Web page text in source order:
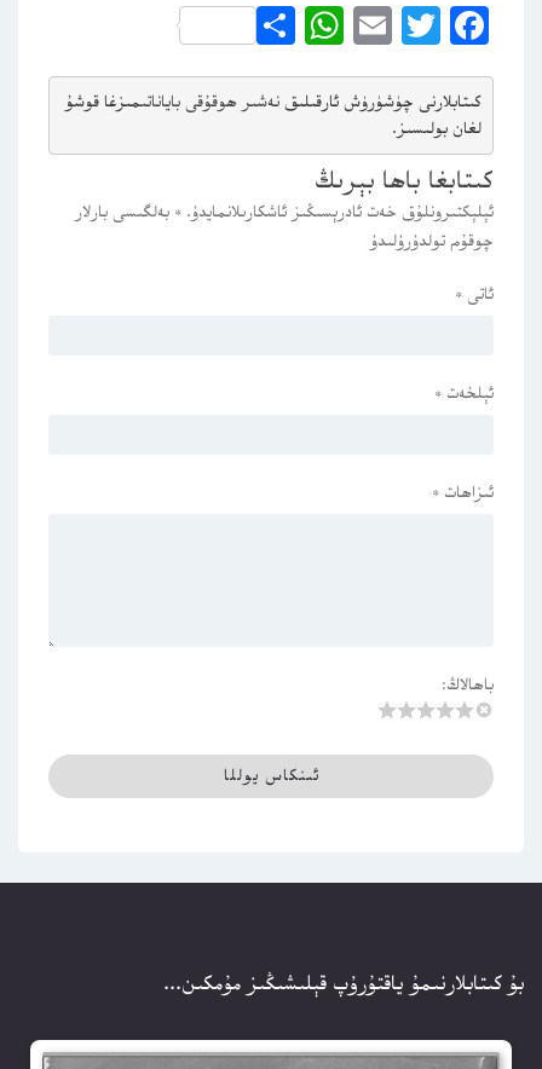
Facebook
Twitter
Email
WhatsApp
Share
كىتابلارنى چۈشۈرۈش ئارقىلىق نەشىر ھوقۇقى باياناتىمىزغا قوشۇ
لغان بولىسىز.
كىتابغا باھا بېرىڭ
ئېلېكتىرونلۇق خەت ئادرېسىڭىز ئاشكارىلانمايدۇ. * بەلگىسى بارلار
چوقۇم تولدۇرۇلىدۇ
ئاتى *
ئېلخەت *
ئىزاھات *
باھالاڭ:
بۇ كىتابلارنىمۇ ياقتۇرۇپ قېلىشىڭىز مۇمكىن...